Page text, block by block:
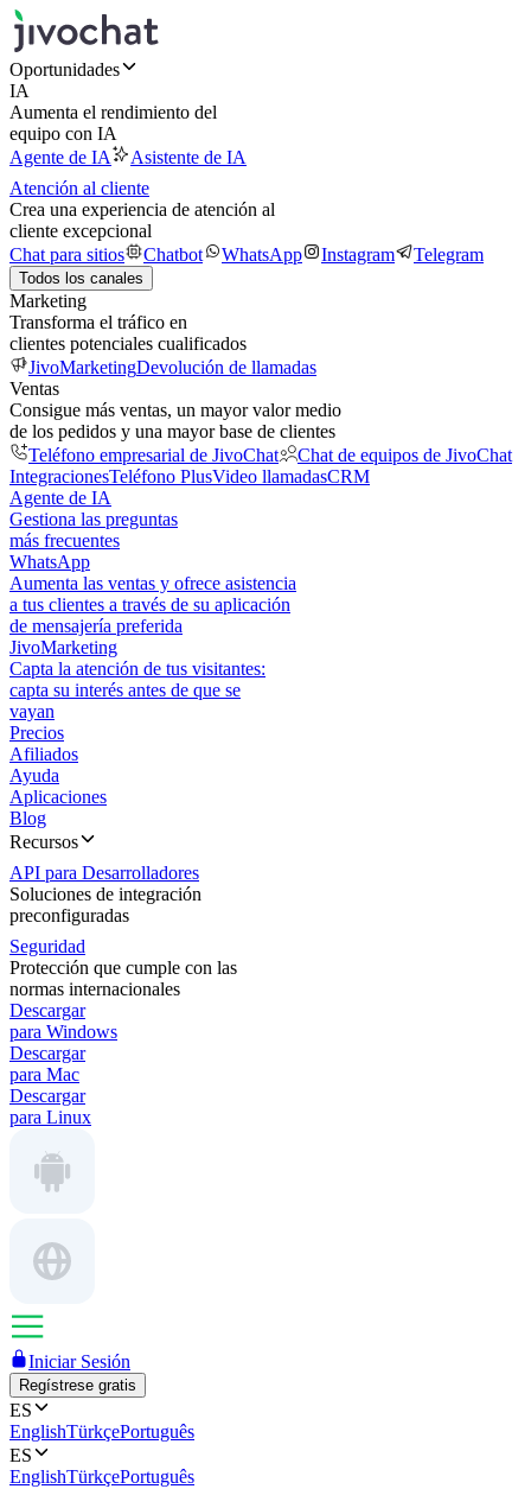
Oportunidades
IA
Aumenta el rendimiento del
equipo con IA
Agente de IA
Asistente de IA
Atención al cliente
Crea una experiencia de atención al
cliente excepcional
Chat para sitios
Chatbot WhatsApp Instagram Telegram
Todos los canales
Marketing
Transforma el tráfico en
clientes potenciales cualificados
JivoMarketingDevolución de llamadas
Ventas
Consigue más ventas, un mayor valor medio
de los pedidos y una mayor base de clientes
Teléfono empresarial de JivoChat
Chat de equipos de JivoChat
IntegracionesTeléfono PlusVideo llamadasCRM
Agente de IA
Gestiona las preguntas
más frecuentes
WhatsApp
Aumenta las ventas y ofrece asistencia
a tus clientes a través de su aplicación
de mensajería preferida
JivoMarketing
Capta la atención de tus visitantes:
capta su interés antes de que se
vayan
Precios
Afiliados
Ayuda
Aplicaciones
Blog
Recursos
API para Desarrolladores
Soluciones de integración
preconfiguradas
Seguridad
Protección que cumple con las
normas internacionales
Descargar
para Windows
Descargar
para Mac
Descargar
para Linux
Iniciar Sesión
Regístrese gratis
ES
EnglishTürkçePortuguês
ES
EnglishTürkçePortuguês